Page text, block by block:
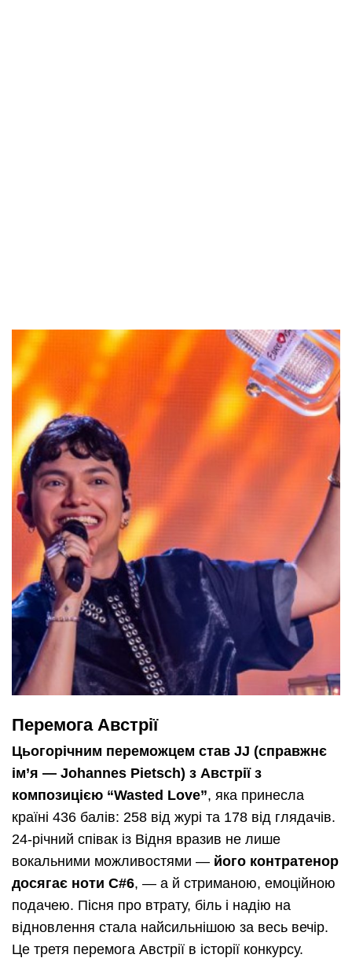
Перемога Австрії
Цьогорічним переможцем став JJ (справжнє
ім’я — Johannes Pietsch) з Австрії з
композицією “Wasted Love”, яка принесла
країні 436 балів: 258 від журі та 178 від глядачів.
24-річний співак із Відня вразив не лише
вокальними можливостями — його контратенор
досягає ноти C#6, — а й стриманою, емоційною
подачею. Пісня про втрату, біль і надію на
відновлення стала найсильнішою за весь вечір.
Це третя перемога Австрії в історії конкурсу.